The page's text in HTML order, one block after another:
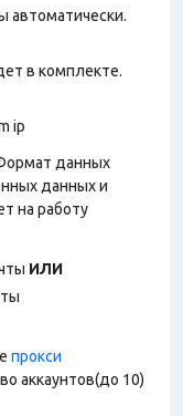
автоматически.
в комплекте.
ip
данных
данных и
на работу
ИЛИ
прокси
аккаунтов(до 10)